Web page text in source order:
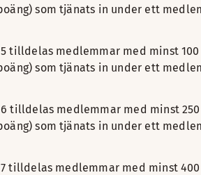
som tjänats in under ett
tilldelas medlemmar med minst
som tjänats in under ett
tilldelas medlemmar med minst
som tjänats in under ett
tilldelas medlemmar med minst